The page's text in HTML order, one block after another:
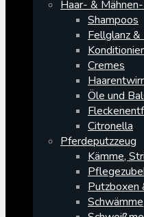
Haar- &
Shampoos
Fellglanz
Cremes
Öle und
Citronella
Pferdeputzzeug
Kämme,
Putzboxen
Schwämme